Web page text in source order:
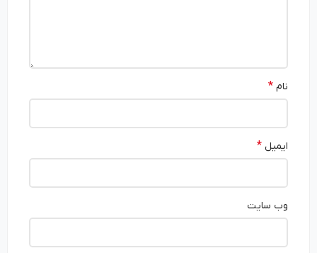
ایمیل*
وب‌ سایت